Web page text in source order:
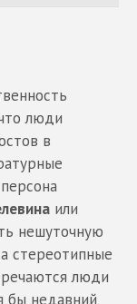
люди
в
или
нешуточную
стереотипные
люди
бы недавний